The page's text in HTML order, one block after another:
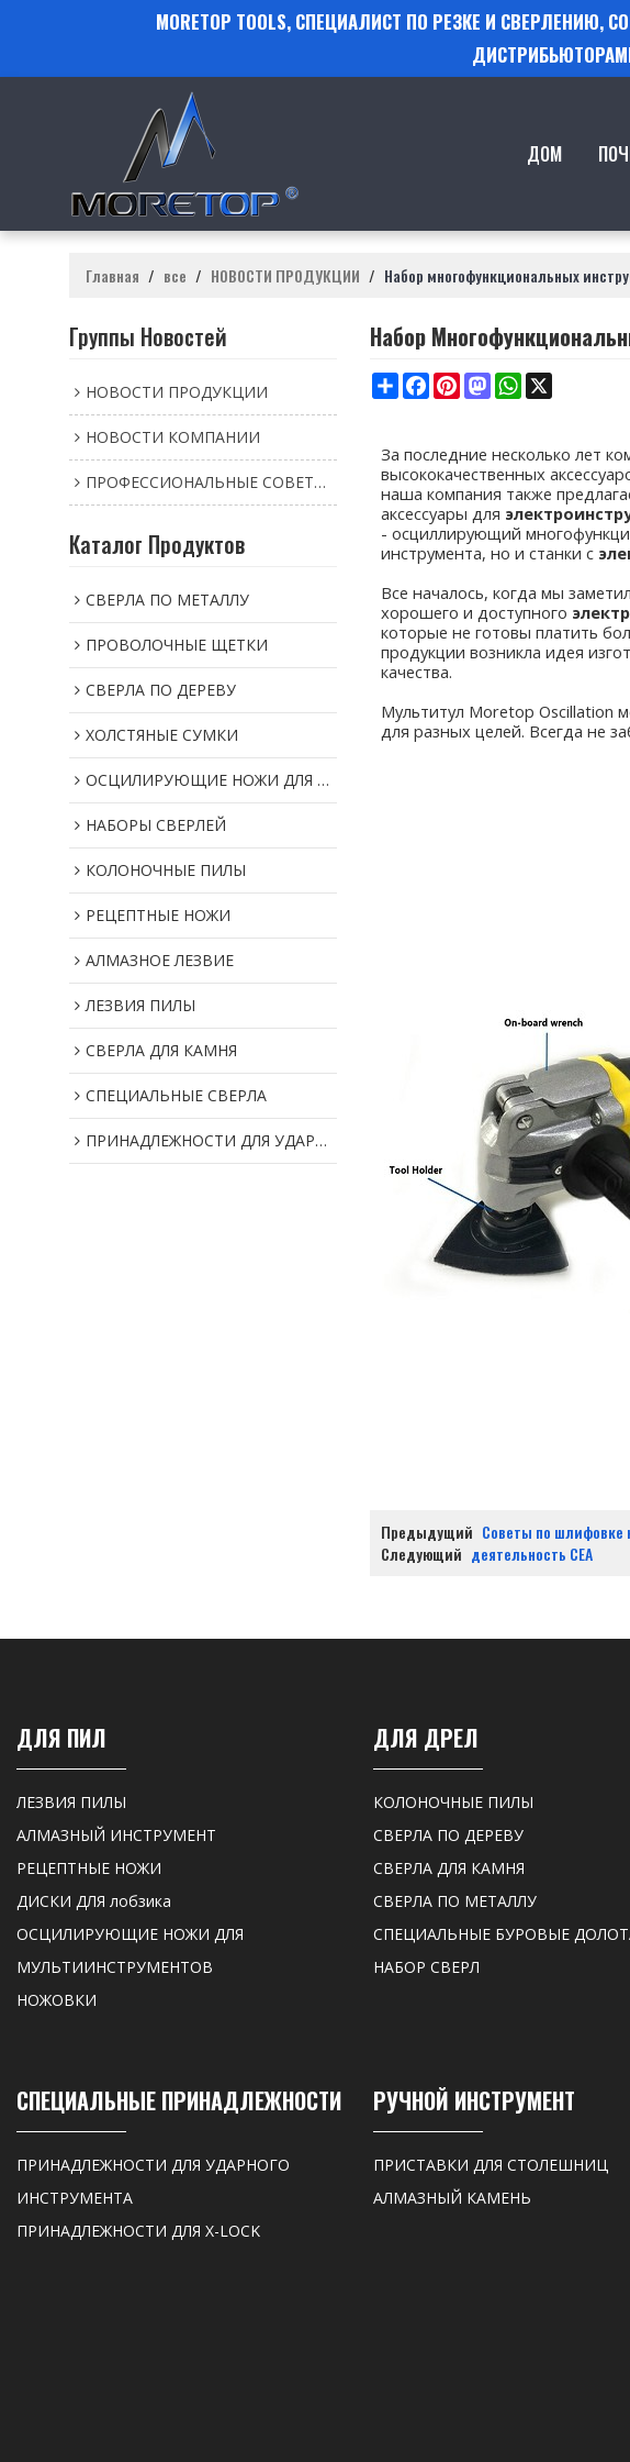
MORETOP TOOLS, СПЕЦИАЛИСТ ПО РЕЗКЕ И
ДОМ
Главная / все / НОВОСТИ ПРОДУКЦИИ / Набор многофункциональных
Группы Новостей
НОВОСТИ ПРОДУКЦИИ
НОВОСТИ КОМПАНИИ
ПРОФЕССИОНАЛЬНЫЕ СОВЕТЫ И НОВОСТИ ИНСТРУМЕНТАЛЬНОЙ
Каталог Продуктов
СВЕРЛА ПО МЕТАЛЛУ
ПРОВОЛОЧНЫЕ ЩЕТКИ
СВЕРЛА ПО ДЕРЕВУ
ХОЛСТЯНЫЕ СУМКИ
ОСЦИЛИРУЮЩИЕ НОЖИ ДЛЯ МУЛЬТИИНСТРУМЕНТОВ
НАБОРЫ СВЕРЛЕЙ
КОЛОНОЧНЫЕ ПИЛЫ
РЕЦЕПТНЫЕ НОЖИ
АЛМАЗНОЕ ЛЕЗВИЕ
ЛЕЗВИЯ ПИЛЫ
СВЕРЛА ДЛЯ КАМНЯ
СПЕЦИАЛЬНЫЕ СВЕРЛА
ПРИНАДЛЕЖНОСТИ ДЛЯ УДАРНОГО ИНСТРУМЕНТА
Набор
ShareFacebook
PinterestMastodonWhatsApp
X
За последние несколько лет
высококачественных
наша компания также
аксессуары для
- осциллирующий
инструмента, но и станки с
Все началось, когда мы
хорошего и доступного
которые не готовы платить
продукции возникла идея
качества.
Мультитул Moretop Oscillation
для разных целей. Всегда не
Предыдущий Советы по шлифовке
Следующий деятельность СЕА
ДЛЯ ПИЛ
ЛЕЗВИЯ ПИЛЫ
АЛМАЗНЫЙ ИНСТРУМЕНТ
РЕЦЕПТНЫЕ НОЖИ
ДИСКИ ДЛЯ лобзика
ОСЦИЛИРУЮЩИЕ НОЖИ ДЛЯ
МУЛЬТИИНСТРУМЕНТОВ
НОЖОВКИ
ДЛЯ ДРЕЛ
КОЛОНОЧНЫЕ ПИЛЫ
СВЕРЛА ПО ДЕРЕВУ
СВЕРЛА ДЛЯ КАМНЯ
СВЕРЛА ПО МЕТАЛЛУ
СПЕЦИАЛЬНЫЕ БУРОВЫЕ
НАБОР СВЕРЛ
СПЕЦИАЛЬНЫЕ ПРИНАДЛЕЖНОСТИ
ПРИНАДЛЕЖНОСТИ ДЛЯ УДАРНОГО
ИНСТРУМЕНТА
ПРИНАДЛЕЖНОСТИ ДЛЯ X-LOCK
РУЧНОЙ ИНСТРУМЕНТ
ПРИСТАВКИ ДЛЯ СТОЛЕШНИЦ
АЛМАЗНЫЙ КАМЕНЬ